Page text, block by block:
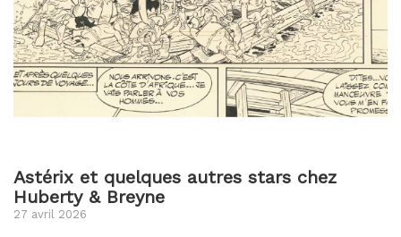
Astérix et quelques autres stars chez
Huberty & Breyne
27 avril 2026